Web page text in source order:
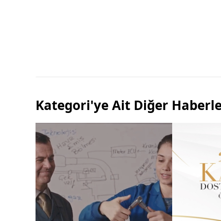
Kategori'ye Ait Diğer